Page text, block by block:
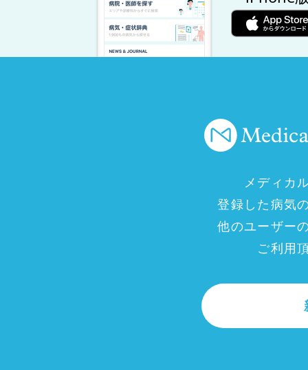
メディカ
登録した病気
他のユーザー
ご利用